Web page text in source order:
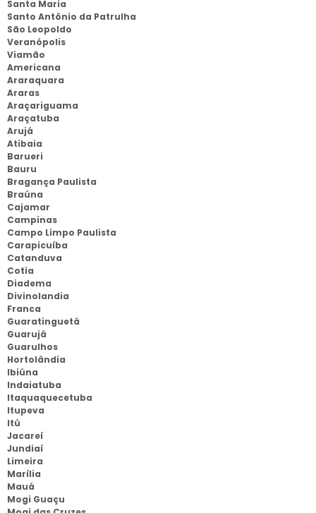
Santa Maria
Santo Antônio da Patrulha
São Leopoldo
Veranópolis
Viamão
Americana
Araraquara
Araras
Araçariguama
Araçatuba
Arujá
Atibaia
Barueri
Bauru
Bragança Paulista
Braúna
Cajamar
Campinas
Campo Limpo Paulista
Carapicuíba
Catanduva
Cotia
Diadema
Divinolandia
Franca
Guaratinguetá
Guarujá
Guarulhos
Hortolândia
Ibiúna
Indaiatuba
Itaquaquecetuba
Itupeva
Itú
Jacareí
Jundiaí
Limeira
Marília
Mauá
Mogi Guaçu